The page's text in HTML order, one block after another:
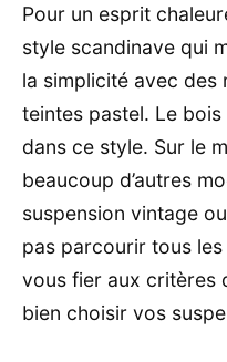
Pour un esprit
style scandinave qui
la simplicité avec des
teintes pastel. Le
dans ce style. Sur le
beaucoup d’autres
suspension vintage
pas parcourir tous
vous fier aux critères
bien choisir vos